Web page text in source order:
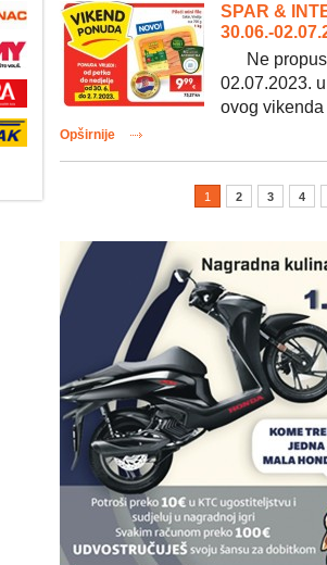
SPAR &
30.06.-
Ne
02.07.2023.
ovog
Opširnije
1 2 3 4